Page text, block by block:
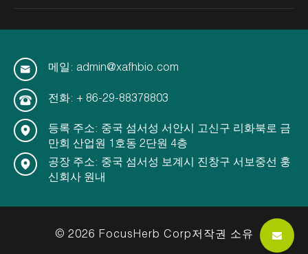
메일: admin@xafhbio.com
전화: + 86-29-88378803
등록 주소: 중국 섬서성 서안시 고신구 리화북로 금
만회 산업원 1호동 2단원 4층
공장 주소: 중국 섬서성 보계시 진창구 서보중선 훙
신회사 원내
© 2026 FocusHerb Corp저작권 소유